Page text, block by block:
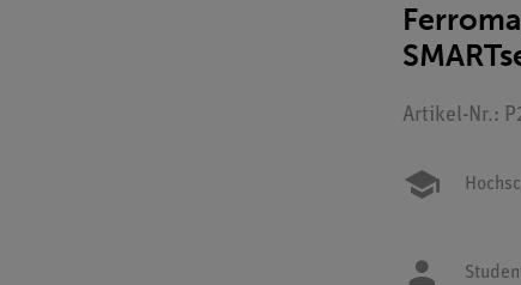
Artikel-Nr.: